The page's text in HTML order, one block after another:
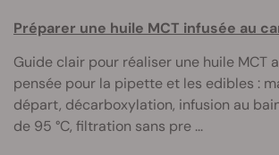
Préparer une huile MCT infusée au
Guide clair pour réaliser une huile MCT
pensée pour la pipette et les edibles :
départ, décarboxylation, infusion au
de 95 °C, filtration sans pre ...